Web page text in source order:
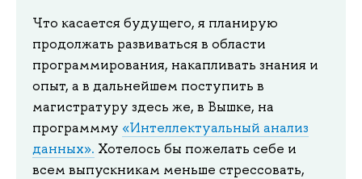
Что касается будущего, я планирую
продолжать развиваться в области
программирования, накапливать знания и
опыт, а в дальнейшем поступить в
магистратуру здесь же, в Вышке, на
программму «Интеллектуальный анализ
данных». Хотелось бы пожелать себе и
всем выпускникам меньше стрессовать,